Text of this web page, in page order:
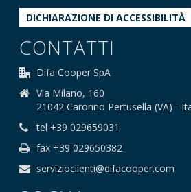
DICHIARAZIONE DI ACCESSIBILITÀ
CONTATTI
Difa Cooper SpA
Via Milano, 160
21042 Caronno Pertusella (VA) -
tel +39 029659031
fax +39 029650382
servizioclienti@difacooper.com